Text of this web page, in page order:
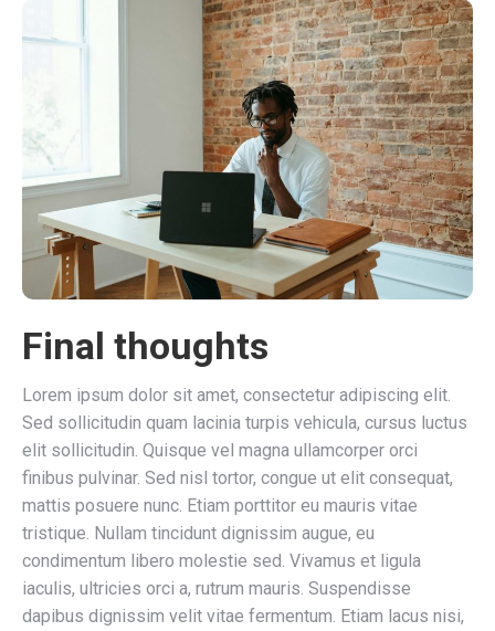
Final thoughts
Lorem ipsum dolor sit amet, consectetur adipiscing elit.
Sed sollicitudin quam lacinia turpis vehicula, cursus luctus
elit sollicitudin. Quisque vel magna ullamcorper orci
finibus pulvinar. Sed nisl tortor, congue ut elit consequat,
mattis posuere nunc. Etiam porttitor eu mauris vitae
tristique. Nullam tincidunt dignissim augue, eu
condimentum libero molestie sed. Vivamus et ligula
iaculis, ultricies orci a, rutrum mauris. Suspendisse
dapibus dignissim velit vitae fermentum. Etiam lacus nisi,